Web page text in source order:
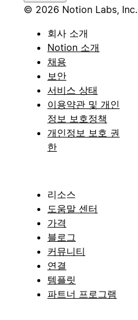
© 2026 Notion Labs, Inc.
회사 소개
Notion 소개
채용
보안
서비스 상태
이용약관 및 개인
정보 보호정책
개인정보 보호 권
한
리소스
도움말 센터
가격
블로그
커뮤니티
연결
템플릿
파트너 프로그램